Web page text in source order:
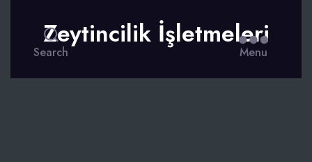
Search
Zeytincilik İşletmeleri
Menu